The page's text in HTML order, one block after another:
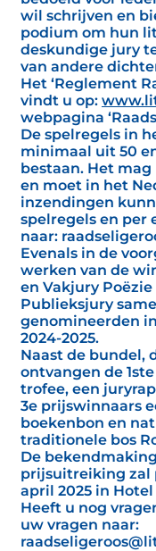
wil schrijven en
podium om hun
deskundige jury
van andere
Het ‘Reglement
vindt u op:
webpagina
De spelregels in
minimaal uit 50
bestaan. Het
en moet in het
inzendingen
spelregels en per
naar:
Evenals in de
werken van de
en Vakjury
Publieksjury
genomineerden
2024-2025.
Naast de bundel,
ontvangen de
trofee, een
3e prijswinnaars
boekenbon en
traditionele bos
De
prijsuitreiking zal
april 2025 in
Heeft u nog
uw vragen naar: